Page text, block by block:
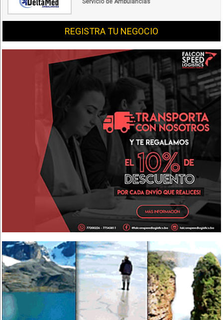
Servicio de Ambulancias
REGISTRA TU NEGOCIO